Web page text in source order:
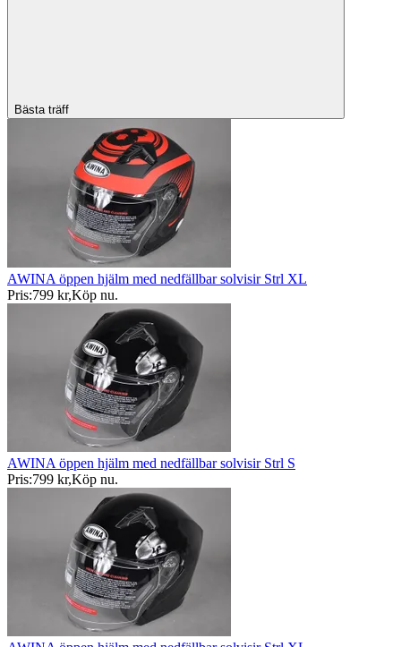
Bästa träff
AWINA öppen hjälm med nedfällbar solvisir Strl XL
Pris:799 kr,Köp nu.
AWINA öppen hjälm med nedfällbar solvisir Strl S
Pris:799 kr,Köp nu.